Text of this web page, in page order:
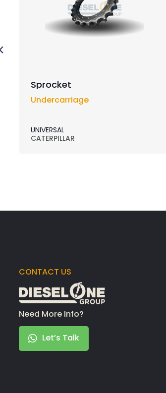
Sprocket
Undercarriage
UNIVERSAL
CATERPILLAR
CONTACT US
Need More Info?
Let’s Talk